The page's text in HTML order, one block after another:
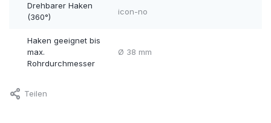
Drehbarer Haken
(360°)
icon-no
Haken geeignet bis
max.
Rohrdurchmesser
Ø 38 mm
Teilen